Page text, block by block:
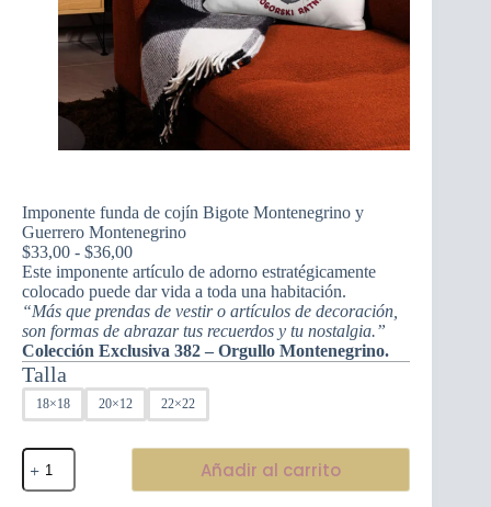
Imponente funda de cojín Bigote Montenegrino y
Guerrero Montenegrino
$33,00 - $36,00Rango
de
precios:
desde
$33,00
hasta
Este imponente artículo de adorno estratégicamente
colocado puede dar vida a toda una habitación.
“Más que prendas de vestir o artículos de decoración,
son formas de abrazar tus recuerdos y tu nostalgia.”
Colección Exclusiva 382 – Orgullo Montenegrino.
Talla
18×18 20×12 22×22
Imponente
funda
de
Añadir al carrito